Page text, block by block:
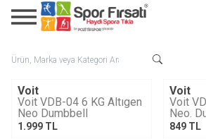
YENI
Voit
Voit VDB-04 6 KG Altıgen
Neo Dumbbell
1.999 TL
YENI
Voit
Voit
Neo.
849 TL